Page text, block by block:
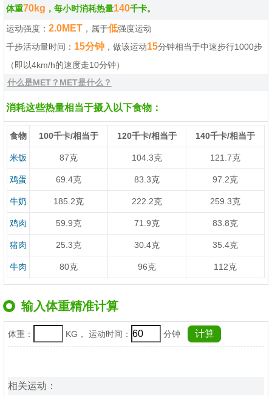
体重70kg ，每小时消耗热量140千卡。
运动强度：2.0MET ，属于低强度运动
千步活动量时间： 15分钟 ，做该运动15分钟相当于中速步行1000步
（即以4km/h的速度走10分钟）
什么是MET？MET是什么？
消耗这些热量相当于摄入以下食物：
食物 100千卡/相当于 120千卡/相当于 140千卡/相当于
米饭 87克 104.3克 121.7克
鸡蛋 69.4克 83.3克 97.2克
牛奶 185.2克 222.2克 259.3克
鸡肉 59.9克 71.9克 83.8克
猪肉 25.3克 30.4克 35.4克
牛肉 80克 96克 112克
输入体重精准计算
体重： KG， 运动时间： 分钟
相关运动：